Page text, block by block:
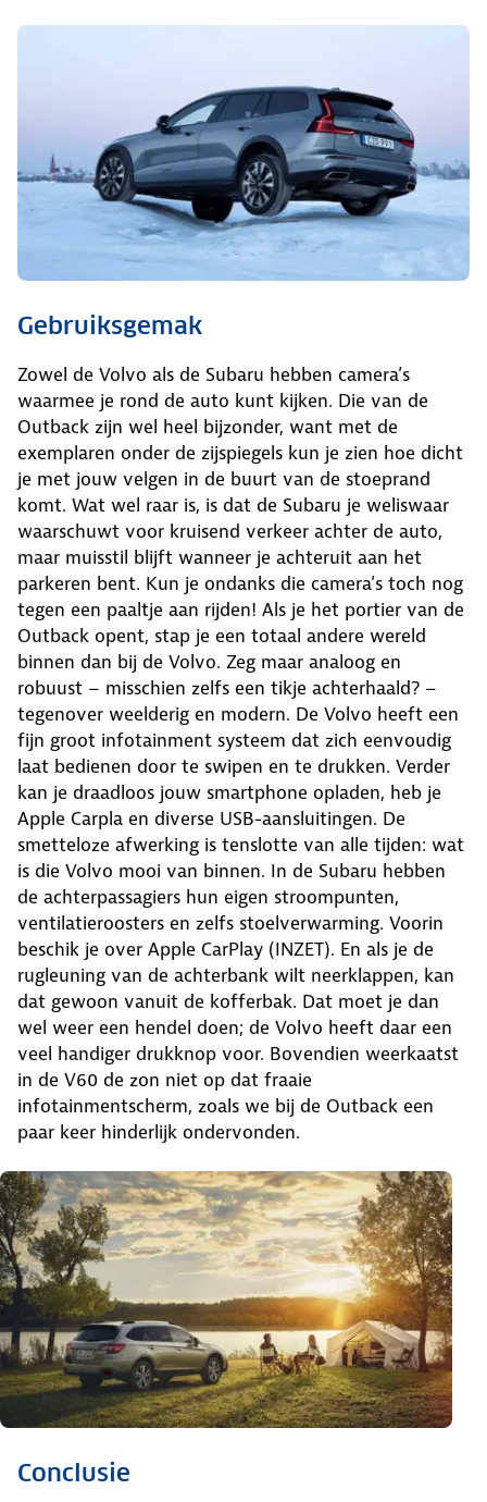
Gebruiksgemak
Zowel de Volvo als de Subaru hebben camera’s
waarmee je rond de auto kunt kijken. Die van de
Outback zijn wel heel bijzonder, want met de
exemplaren onder de zijspiegels kun je zien hoe dicht
je met jouw velgen in de buurt van de stoeprand
komt. Wat wel raar is, is dat de Subaru je weliswaar
waarschuwt voor kruisend verkeer achter de auto,
maar muisstil blijft wanneer je achteruit aan het
parkeren bent. Kun je ondanks die camera’s toch nog
tegen een paaltje aan rijden! Als je het portier van de
Outback opent, stap je een totaal andere wereld
binnen dan bij de Volvo. Zeg maar analoog en
robuust – misschien zelfs een tikje achterhaald? –
tegenover weelderig en modern. De Volvo heeft een
fijn groot infotainment systeem dat zich eenvoudig
laat bedienen door te swipen en te drukken. Verder
kan je draadloos jouw smartphone opladen, heb je
Apple Carpla en diverse USB-aansluitingen. De
smetteloze afwerking is tenslotte van alle tijden: wat
is die Volvo mooi van binnen. In de Subaru hebben
de achterpassagiers hun eigen stroompunten,
ventilatieroosters en zelfs stoelverwarming. Voorin
beschik je over Apple CarPlay (INZET). En als je de
rugleuning van de achterbank wilt neerklappen, kan
dat gewoon vanuit de kofferbak. Dat moet je dan
wel weer een hendel doen; de Volvo heeft daar een
veel handiger drukknop voor. Bovendien weerkaatst
in de V60 de zon niet op dat fraaie
infotainmentscherm, zoals we bij de Outback een
paar keer hinderlijk ondervonden.
Conclusie